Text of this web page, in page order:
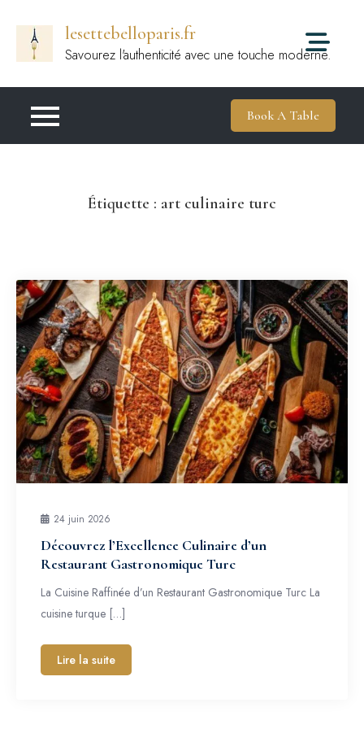
contenu
lesettebelloparis.fr
Savourez l'authenticité avec une touche moderne.
Book A Table
Étiquette : art culinaire turc
24 juin 2026
Découvrez l’Excellence Culinaire d’un
Restaurant Gastronomique Turc
La Cuisine Raffinée d’un Restaurant Gastronomique Turc La
cuisine turque […]
Lire la suite